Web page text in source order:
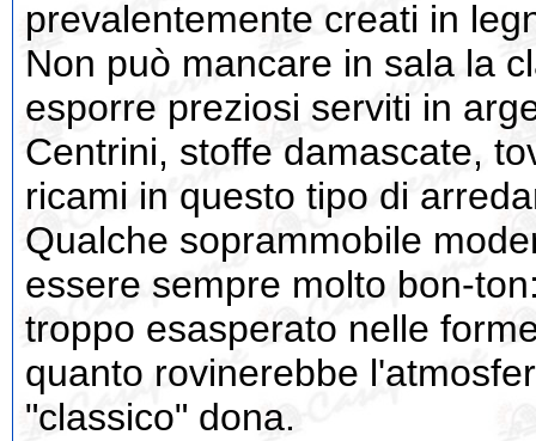
prevalentemente creati in
Non può mancare in sala la
esporre preziosi serviti in
Centrini, stoffe damascate,
ricami in questo tipo di
Qualche soprammobile
essere sempre molto bon-
troppo esasperato nelle
quanto rovinerebbe
"classico" dona.